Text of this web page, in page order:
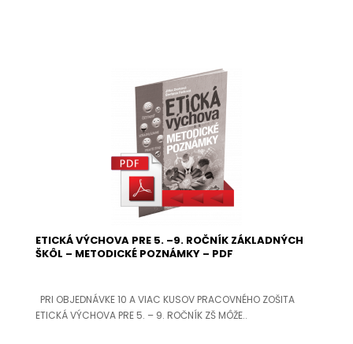
ETICKÁ VÝCHOVA PRE 5. –9. ROČNÍK ZÁKLADNÝCH
ŠKÔL – METODICKÉ POZNÁMKY – PDF
PRI OBJEDNÁVKE 10 A VIAC KUSOV PRACOVNÉHO ZOŠITA
ETICKÁ VÝCHOVA PRE 5. – 9. ROČNÍK ZŠ MÔŽE..